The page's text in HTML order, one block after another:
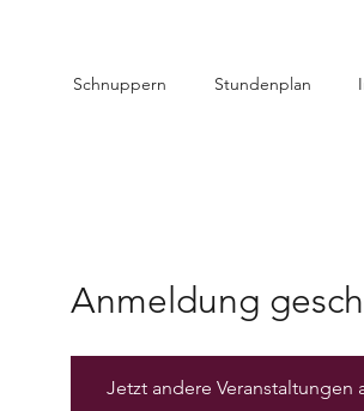
Schnuppern Stundenplan
Anmeldung
Jetzt andere Veranstaltungen